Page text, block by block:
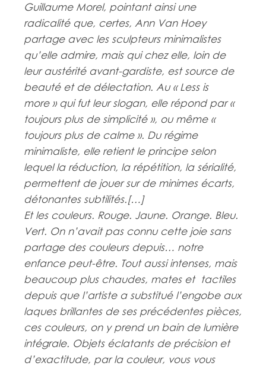
Guillaume Morel, pointant ainsi une
radicalité que, certes, Ann Van Hoey
partage avec les sculpteurs minimalistes
qu’elle admire, mais qui chez elle, loin de
leur austérité avant-gardiste, est source de
beauté et de délectation. Au « Less is
more » qui fut leur slogan, elle répond par «
toujours plus de simplicité », ou même «
toujours plus de calme ». Du régime
minimaliste, elle retient le principe selon
lequel la réduction, la répétition, la sérialité,
permettent de jouer sur de minimes écarts,
détonantes subtilités.[…]
Et les couleurs. Rouge. Jaune. Orange. Bleu.
Vert. On n’avait pas connu cette joie sans
partage des couleurs depuis… notre
enfance peut-être. Tout aussi intenses, mais
beaucoup plus chaudes, mates et tactiles
depuis que l’artiste a substitué l’engobe aux
laques brillantes de ses précédentes pièces,
ces couleurs, on y prend un bain de lumière
intégrale. Objets éclatants de précision et
d’exactitude, par la couleur, vous vous